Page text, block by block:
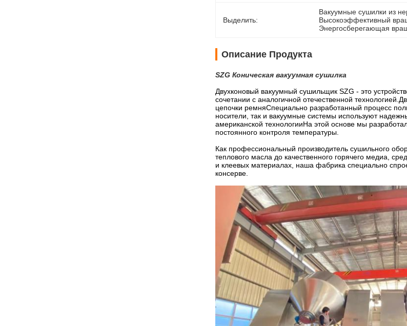
Выделить:
Вакуумные сушилки из
Высокоэффективный
Энергосберегающая
Описание Продукта
SZG Коническая вакуумная сушилка
Двухконовый вакуумный сушильщик SZG - это
сочетании с аналогичной отечественной
цепочки ремняСпециально разработанный процесс
носители, так и вакуумные системы используют
американской технологииНа этой основе мы
постоянного контроля температуры.
Как профессиональный производитель сушильного
теплового масла до качественного горячего медиа,
и клеевых материалах, наша фабрика специально
консерве.